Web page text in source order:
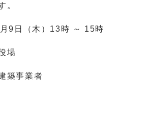
。
9日（木）13時 ～ 15時
場
築事業者